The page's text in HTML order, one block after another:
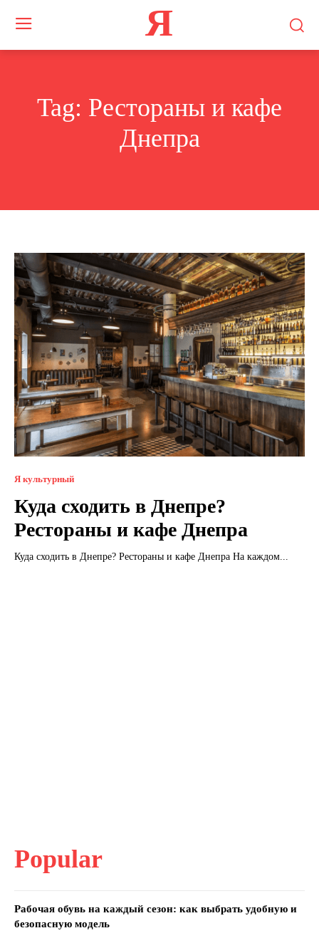
Я
Tag: Рестораны и кафе
Днепра
Я культурный
Куда сходить в Днепре?
Рестораны и кафе Днепра
Куда сходить в Днепре? Рестораны и кафе Днепра На каждом...
Popular
Рабочая обувь на каждый сезон: как выбрать удобную и
безопасную модель